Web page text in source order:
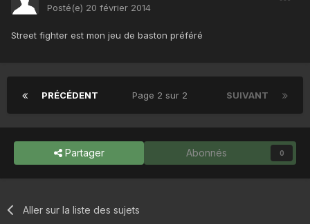
Posté(e) 20 février 2014
Street fighter est mon jeu de baston préféré
PRÉCÉDENT SUIVANT
Page 2 sur 2
Partager Abonnés 0
Aller sur la liste des sujets